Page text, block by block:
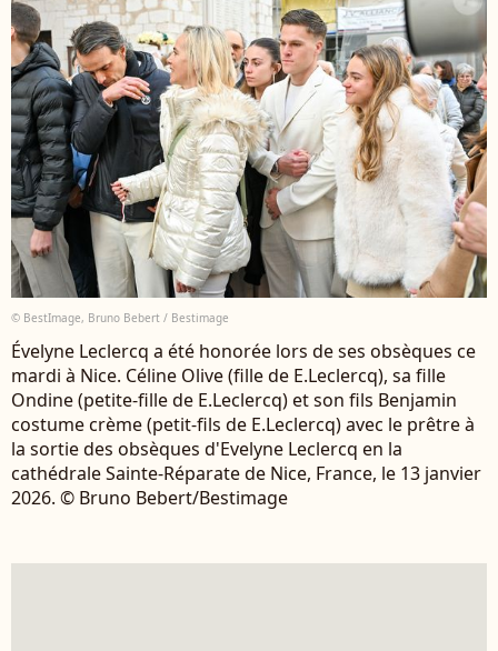
© BestImage, Bruno Bebert / Bestimage
Évelyne Leclercq a été honorée lors de ses obsèques ce
mardi à Nice. Céline Olive (fille de E.Leclercq), sa fille
Ondine (petite-fille de E.Leclercq) et son fils Benjamin
costume crème (petit-fils de E.Leclercq) avec le prêtre à
la sortie des obsèques d'Evelyne Leclercq en la
cathédrale Sainte-Réparate de Nice, France, le 13 janvier
2026. © Bruno Bebert/Bestimage